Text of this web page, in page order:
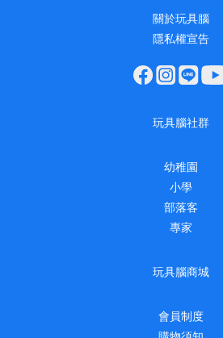
關於玩具腦
隱私權宣告
玩具腦社群
幼稚園
小學
部落客
專家
玩具腦商城
會員制度